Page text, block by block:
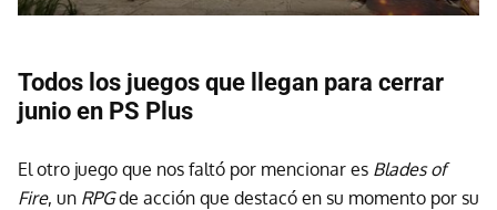
Todos los juegos que llegan para cerrar
junio en PS Plus
El otro juego que nos faltó por mencionar es Blades of
Fire, un RPGde acción que destacó en su momento por su